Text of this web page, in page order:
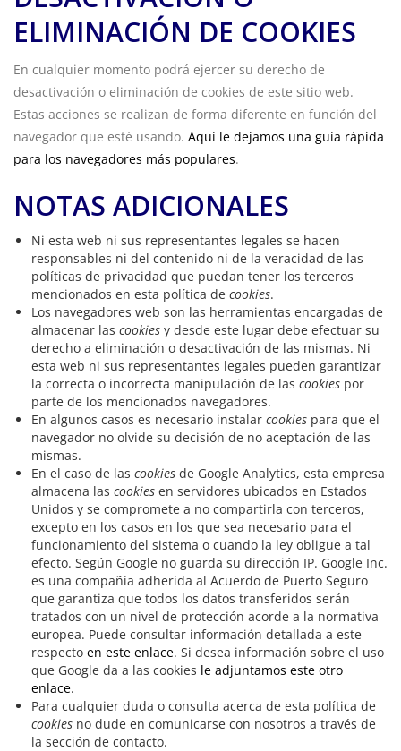
ELIMINACIÓN DE COOKIES
En cualquier momento podrá ejercer su derecho de
desactivación o eliminación de cookies de este sitio web.
Estas acciones se realizan de forma diferente en función del
navegador que esté usando. Aquí le dejamos una guía rápida
para los navegadores más populares.
NOTAS ADICIONALES
Ni esta web ni sus representantes legales se hacen
responsables ni del contenido ni de la veracidad de las
políticas de privacidad que puedan tener los terceros
mencionados en esta política de cookies.
Los navegadores web son las herramientas encargadas de
almacenar las cookies y desde este lugar debe efectuar su
derecho a eliminación o desactivación de las mismas. Ni
esta web ni sus representantes legales pueden garantizar
la correcta o incorrecta manipulación de las cookies por
parte de los mencionados navegadores.
En algunos casos es necesario instalar cookies para que el
navegador no olvide su decisión de no aceptación de las
mismas.
En el caso de las cookies de Google Analytics, esta empresa
almacena las cookies en servidores ubicados en Estados
Unidos y se compromete a no compartirla con terceros,
excepto en los casos en los que sea necesario para el
funcionamiento del sistema o cuando la ley obligue a tal
efecto. Según Google no guarda su dirección IP. Google Inc.
es una compañía adherida al Acuerdo de Puerto Seguro
que garantiza que todos los datos transferidos serán
tratados con un nivel de protección acorde a la normativa
europea. Puede consultar información detallada a este
respecto en este enlace. Si desea información sobre el uso
que Google da a las cookies le adjuntamos este otro
enlace.
Para cualquier duda o consulta acerca de esta política de
cookies no dude en comunicarse con nosotros a través de
la sección de contacto.